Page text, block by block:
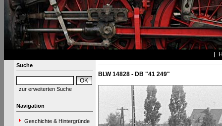
Suche
zur erweiterten Suche
Navigation
Geschichte & Hintergründe
BLW 14828 - DB "41 249"